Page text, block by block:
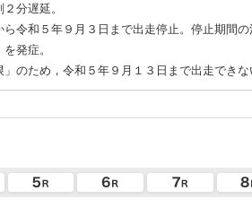
分遅延。
令和５年９月３日まで出走停止。停止期間の
発症。
のため，令和５年９月１３日まで出走できな